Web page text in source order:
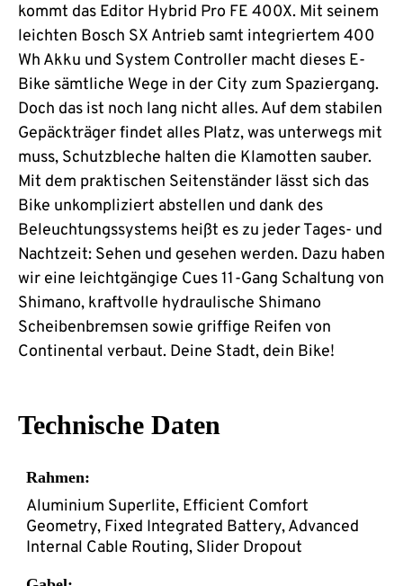
kommt das Editor Hybrid Pro FE 400X. Mit seinem
leichten Bosch SX Antrieb samt integriertem 400
Wh Akku und System Controller macht dieses E-
Bike sämtliche Wege in der City zum Spaziergang.
Doch das ist noch lang nicht alles. Auf dem stabilen
Gepäckträger findet alles Platz, was unterwegs mit
muss, Schutzbleche halten die Klamotten sauber.
Mit dem praktischen Seitenständer lässt sich das
Bike unkompliziert abstellen und dank des
Beleuchtungssystems heißt es zu jeder Tages- und
Nachtzeit: Sehen und gesehen werden. Dazu haben
wir eine leichtgängige Cues 11-Gang Schaltung von
Shimano, kraftvolle hydraulische Shimano
Scheibenbremsen sowie griffige Reifen von
Continental verbaut. Deine Stadt, dein Bike!
Technische Daten
Rahmen:
Aluminium Superlite, Efficient Comfort
Geometry, Fixed Integrated Battery, Advanced
Internal Cable Routing, Slider Dropout